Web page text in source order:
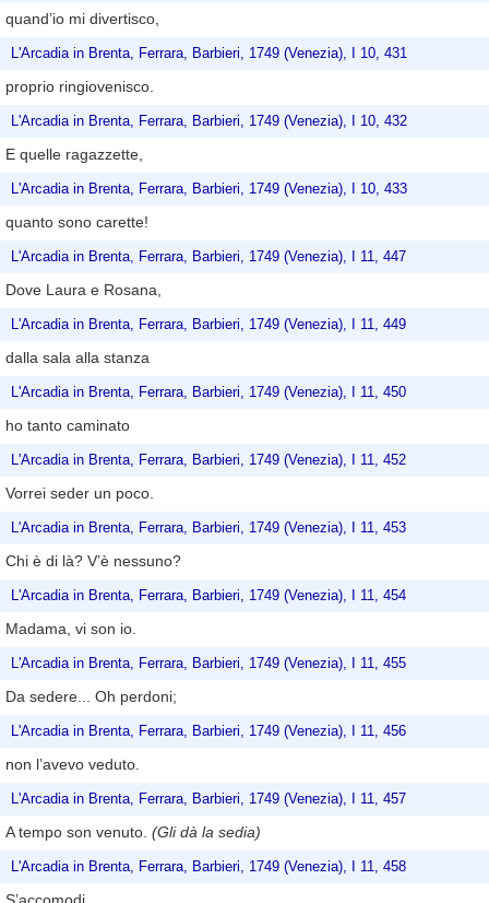
quand’io mi divertisco,
L'Arcadia in Brenta, Ferrara, Barbieri, 1749 (Venezia), I 10, 431
proprio ringiovenisco.
L'Arcadia in Brenta, Ferrara, Barbieri, 1749 (Venezia), I 10, 432
E quelle ragazzette,
L'Arcadia in Brenta, Ferrara, Barbieri, 1749 (Venezia), I 10, 433
quanto sono carette!
L'Arcadia in Brenta, Ferrara, Barbieri, 1749 (Venezia), I 11, 447
Dove Laura e Rosana,
L'Arcadia in Brenta, Ferrara, Barbieri, 1749 (Venezia), I 11, 449
dalla sala alla stanza
L'Arcadia in Brenta, Ferrara, Barbieri, 1749 (Venezia), I 11, 450
ho tanto caminato
L'Arcadia in Brenta, Ferrara, Barbieri, 1749 (Venezia), I 11, 452
Vorrei seder un poco.
L'Arcadia in Brenta, Ferrara, Barbieri, 1749 (Venezia), I 11, 453
Chi è di là? V’è nessuno?
L'Arcadia in Brenta, Ferrara, Barbieri, 1749 (Venezia), I 11, 454
Madama, vi son io.
L'Arcadia in Brenta, Ferrara, Barbieri, 1749 (Venezia), I 11, 455
Da sedere... Oh perdoni;
L'Arcadia in Brenta, Ferrara, Barbieri, 1749 (Venezia), I 11, 456
non l’avevo veduto.
L'Arcadia in Brenta, Ferrara, Barbieri, 1749 (Venezia), I 11, 457
A tempo son venuto. (Gli dà la sedia)
L'Arcadia in Brenta, Ferrara, Barbieri, 1749 (Venezia), I 11, 458